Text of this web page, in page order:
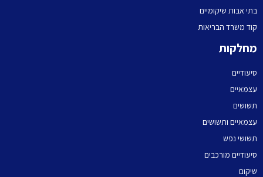
בתי אבות שיקומיים
קוד משרד הבריאות
מחלקות
סיעודיים
עצמאיים
תשושים
עצמאיים ותשושים
תשושי נפש
סיעודיים מורכבים
שיקום